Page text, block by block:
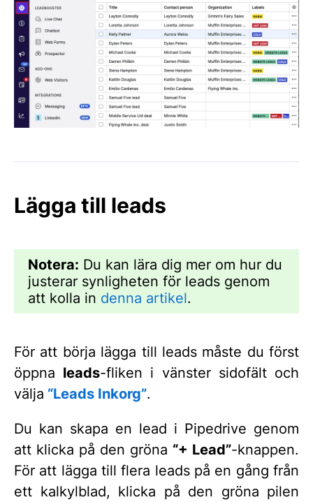
Lägga till leads
Notera: Du kan lära dig mer om hur du
justerar synligheten för leads genom
att kolla in denna artikel.
För att börja lägga till leads måste du först
öppna leads-fliken i vänster sidofält och
välja “Leads Inkorg”.
Du kan skapa en lead i Pipedrive genom
att klicka på den gröna “+ Lead”-knappen.
För att lägga till flera leads på en gång från
ett kalkylblad, klicka på den gröna pilen